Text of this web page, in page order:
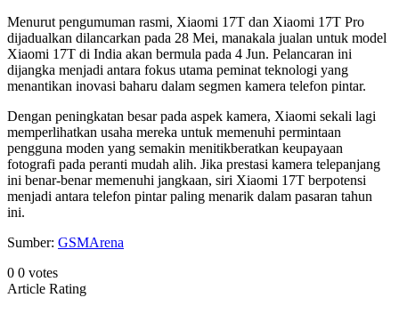
Menurut pengumuman rasmi, Xiaomi 17T dan Xiaomi 17T Pro
dijadualkan dilancarkan pada 28 Mei, manakala jualan untuk model
Xiaomi 17T di India akan bermula pada 4 Jun. Pelancaran ini
dijangka menjadi antara fokus utama peminat teknologi yang
menantikan inovasi baharu dalam segmen kamera telefon pintar.
Dengan peningkatan besar pada aspek kamera, Xiaomi sekali lagi
memperlihatkan usaha mereka untuk memenuhi permintaan
pengguna moden yang semakin menitikberatkan keupayaan
fotografi pada peranti mudah alih. Jika prestasi kamera telepanjang
ini benar-benar memenuhi jangkaan, siri Xiaomi 17T berpotensi
menjadi antara telefon pintar paling menarik dalam pasaran tahun
ini.
Sumber: GSMArena
0 0 votes
Article Rating